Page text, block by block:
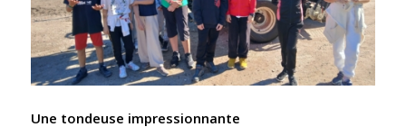
Une tondeuse impressionnante